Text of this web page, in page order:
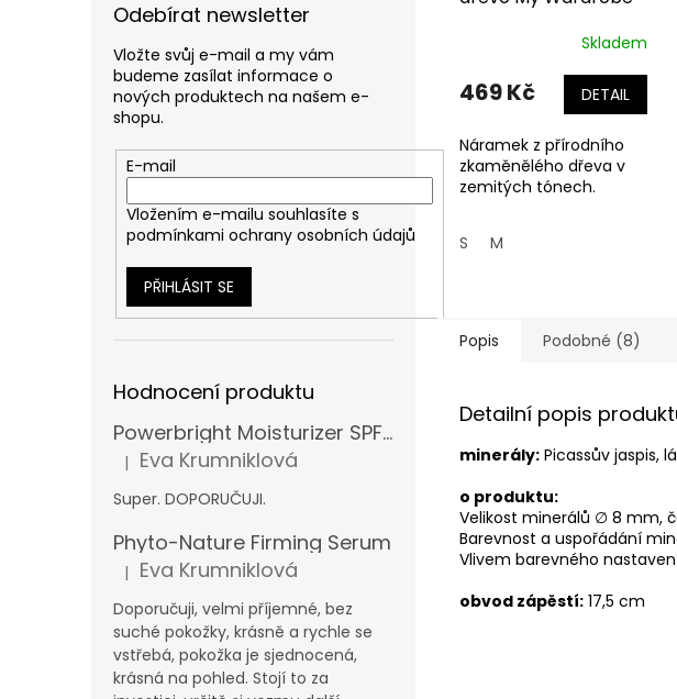
Odebírat newsletter
Vložte svůj e-mail a my vám
budeme zasílat informace o
nových produktech na našem e-
shopu.
E-mail
Vložením e-mailu souhlasíte s
podmínkami ochrany osobních údajů
PŘIHLÁSIT SE
Hodnocení produktu
Powerbright Moisturizer SPF 50
Hodnocení produktu je 5 z 5 hvězdiček.
| Eva Krumniklová
Super. DOPORUČUJI.
Phyto-Nature Firming Serum
Hodnocení produktu je 5 z 5 hvězdiček.
| Eva Krumniklová
Doporučuji, velmi příjemné, bez
suché pokožky, krásně a rychle se
vstřebá, pokožka je sjednocená,
krásná na pohled. Stojí to za
Skladem
469 Kč DETAIL
Náramek z přírodního
zkaměnělého dřeva v
zemitých tónech.
S M
Popis Podobné (8)
Detailní popis
minerály: Picassův jaspis,
o produktu:
Velikost minerálů ∅ 8 mm,
Barevnost a uspořádání
Vlivem barevného
obvod zápěstí: 17,5 cm